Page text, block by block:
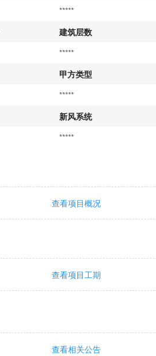
*****
建筑层数
*****
甲方类型
*****
新风系统
*****
查看项目概况
查看项目工期
查看相关公告